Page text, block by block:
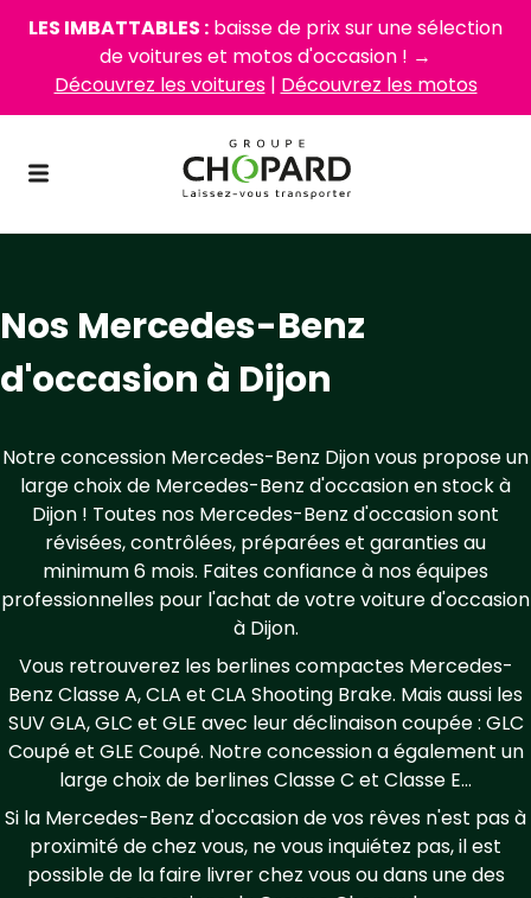
LES IMBATTABLES : baisse de prix sur une sélection
de voitures et motos d'occasion ! →
Découvrez les voitures| Découvrez les motos
Nos Mercedes-Benz
d'occasion à Dijon
Notre concession Mercedes-Benz Dijon vous propose un
large choix de Mercedes-Benz d'occasion en stock à
Dijon ! Toutes nos Mercedes-Benz d'occasion sont
révisées, contrôlées, préparées et garanties au
minimum 6 mois. Faites confiance à nos équipes
professionnelles pour l'achat de votre voiture d'occasion
à Dijon.
Vous retrouverez les berlines compactes Mercedes-
Benz Classe A, CLA et CLA Shooting Brake. Mais aussi les
SUV GLA, GLC et GLE avec leur déclinaison coupée : GLC
Coupé et GLE Coupé. Notre concession a également un
large choix de berlines Classe C et Classe E...
Si la Mercedes-Benz d'occasion de vos rêves n'est pas à
proximité de chez vous, ne vous inquiétez pas, il est
possible de la faire livrer chez vous ou dans une des